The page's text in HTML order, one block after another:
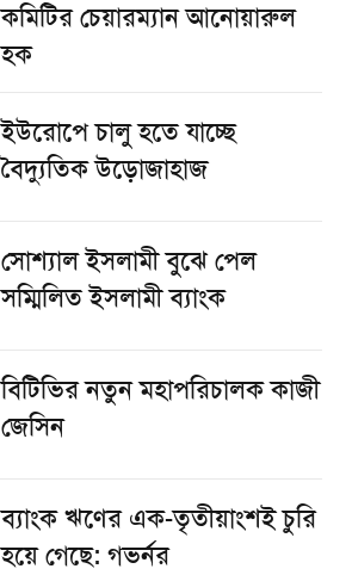
কমিটির চেয়ারম্যান আনোয়ারুল
হক
ইউরোপে চালু হতে যাচ্ছে
বৈদ্যুতিক উড়োজাহাজ
সোশ্যাল ইসলামী বুঝে পেল
সম্মিলিত ইসলামী ব্যাংক
বিটিভির নতুন মহাপরিচালক কাজী
জেসিন
ব্যাংক ঋণের এক-তৃতীয়াংশই চুরি
হয়ে গেছে: গভর্নর